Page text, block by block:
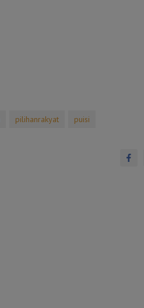
pilihanrakyat puisi